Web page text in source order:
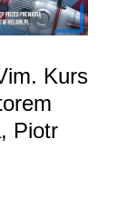
Kurs
Piotr